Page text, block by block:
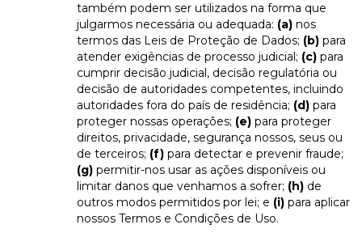
também podem ser utilizados na forma que
julgarmos necessária ou adequada: (a) nos
termos das Leis de Proteção de Dados; (b) para
atender exigências de processo judicial; (c) para
cumprir decisão judicial, decisão regulatória ou
decisão de autoridades competentes, incluindo
autoridades fora do país de residência; (d) para
proteger nossas operações; (e) para proteger
direitos, privacidade, segurança nossos, seus ou
de terceiros; (f) para detectar e prevenir fraude;
(g) permitir-nos usar as ações disponíveis ou
limitar danos que venhamos a sofrer; (h) de
outros modos permitidos por lei; e (i) para aplicar
nossos Termos e Condições de Uso.